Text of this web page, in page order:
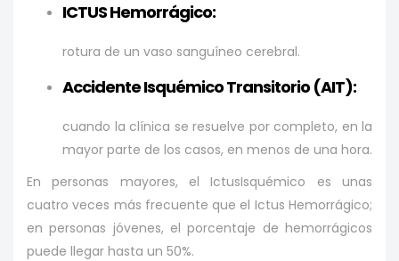
ICTUS Hemorrágico:
rotura de un vaso sanguíneo cerebral.
Accidente Isquémico Transitorio (AIT):
cuando la clínica se resuelve por completo, en la
mayor parte de los casos, en menos de una hora.
En personas mayores, el IctusIsquémico es unas
cuatro veces más frecuente que el Ictus Hemorrágico;
en personas jóvenes, el porcentaje de hemorrágicos
puede llegar hasta un 50%.